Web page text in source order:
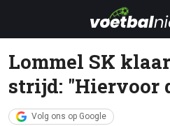
Lommel SK
strijd: "Hiervoor
Volg ons op Google